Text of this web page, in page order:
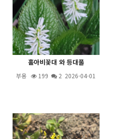
홀아비꽃대 와 등대풀
부용 199 2 2026-04-01